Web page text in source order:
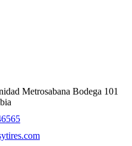
Metrosabana Bodega 101